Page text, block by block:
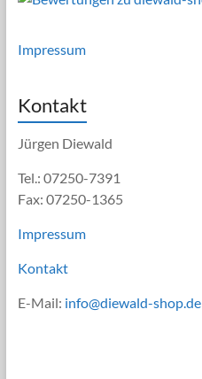
Impressum
Kontakt
Jürgen Diewald
Tel.: 07250-7391
Fax: 07250-1365
Impressum
Kontakt
E-Mail: info@diewald-shop.de